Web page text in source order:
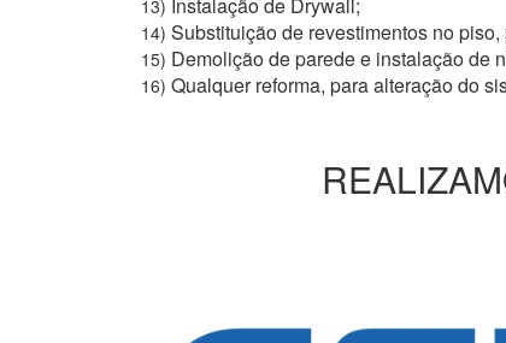
13) Instalação de Drywall;
14) Substituição de revestimentos no
15) Demolição de parede e instalação de
16) Qualquer reforma, para alteração do